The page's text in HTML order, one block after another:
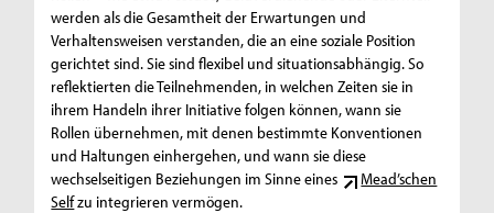
werden als die Gesamtheit der Erwartungen und
Verhaltensweisen verstanden, die an eine soziale Position
gerichtet sind. Sie sind flexibel und situationsabhängig. So
reflektierten die Teilnehmenden, in welchen Zeiten sie in
ihrem Handeln ihrer Initiative folgen können, wann sie
Rollen übernehmen, mit denen bestimmte Konventionen
und Haltungen einhergehen, und wann sie diese
wechselseitigen Beziehungen im Sinne eines
Mead’schen
Selfzu integrieren vermögen.